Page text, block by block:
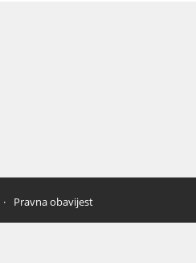
Pravna obavijest